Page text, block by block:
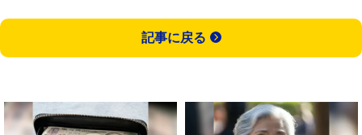
記事に戻る